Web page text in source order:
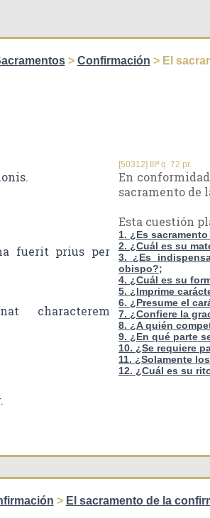
> Confirmación > El
fuerit prius per
characterem
[50312] IIIª q. 72 pr.
En
sacramento de
Esta cuestión
1. ¿Es
2. ¿Cuál es su
3. ¿Es
obispo?;
4. ¿Cuál es su
5. ¿Imprime
6. ¿Presume el
7. ¿Confiere la
8. ¿A quién
9. ¿En qué parte
10. ¿Se requiere
11. ¿Solamente
12. ¿Cuál es su
> El sacramento de la